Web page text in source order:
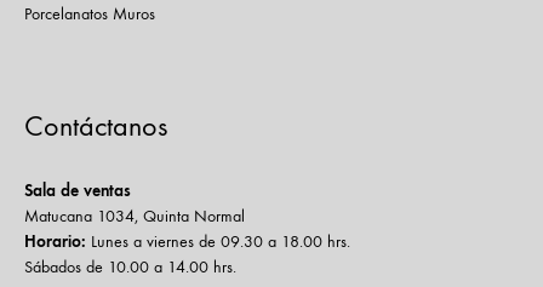
Porcelanatos Muros
Contáctanos
Sala de ventas
Matucana 1034, Quinta Normal
Horario: Lunes a viernes de 09.30 a 18.00 hrs.
Sábados de 10.00 a 14.00 hrs.